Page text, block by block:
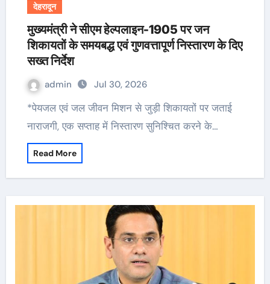
देहरादून
मुख्यमंत्री ने सीएम हेल्पलाइन-1905 पर जन
शिकायतों के समयबद्ध एवं गुणवत्तापूर्ण निस्तारण के दिए
सख्त निर्देश
admin Jul 30, 2026
*पेयजल एवं जल जीवन मिशन से जुड़ी शिकायतों पर जताई
नाराजगी, एक सप्ताह में निस्तारण सुनिश्चित करने के…
Read More